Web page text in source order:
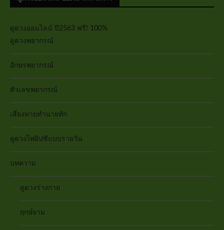
ดูดวงออนไลน์ ปี2563 ฟรี! 100%
ดูดวงพยากรณ์
อักษรพยากรณ์
ตัวเลขพยากรณ์
เสี่ยงทายทำนายทัก
ดูดวงไพ่ยิปซีแบบรายวัน
บทความ
ดูดวงร่างกาย
ฤกษ์ยาม